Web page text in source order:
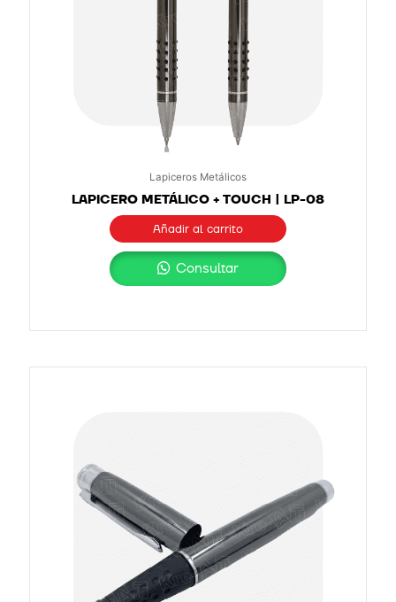
Lapiceros Metálicos
LAPICERO METÁLICO + TOUCH | LP-08
Añadir al carrito
Consultar